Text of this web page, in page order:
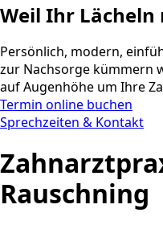
Weil Ihr
Persönlich, modern,
zur Nachsorge kümmern
auf Augenhöhe um Ihre
Termin online buchen
Sprechzeiten & Kontakt
Rauschning